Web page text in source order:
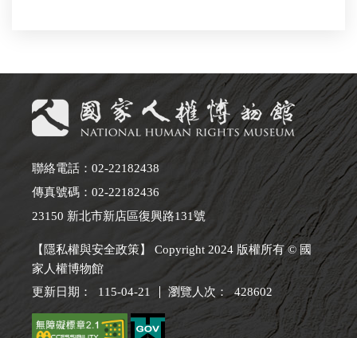
聯絡電話：02-22182438
傳真號碼：02-22182436
23150 新北市新店區復興路131號
【隱私權與安全政策】 Copyright 2024 版權所有 © 國
家人權博物館
更新日期：
115-04-21 瀏覽人次： 428602